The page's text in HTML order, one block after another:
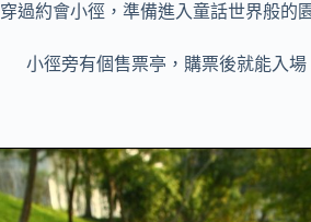
穿過約會小徑，準備進入童話世界般的
小徑旁有個售票亭，購票後就能入場